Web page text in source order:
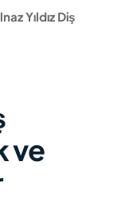
Yıldız Diş
ve